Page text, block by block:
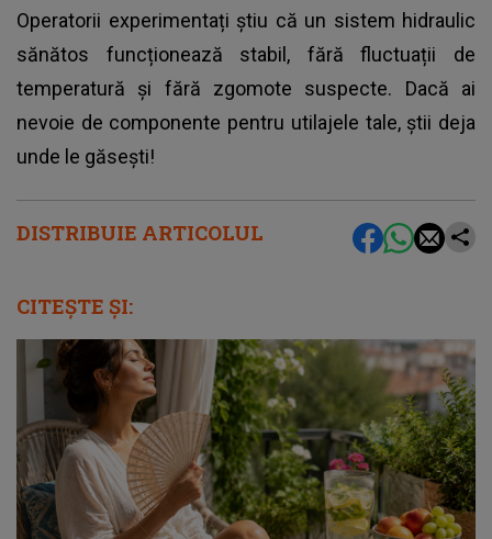
DISTRIBUIE ARTICOLUL
Operatorii experimentați știu că un sistem hidraulic
sănătos funcționează stabil, fără fluctuații de
temperatură și fără zgomote suspecte. Dacă ai
nevoie de componente pentru utilajele tale, știi deja
unde le găsești!
CITEȘTE ȘI: